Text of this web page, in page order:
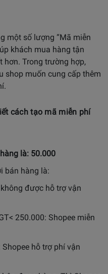
một số lượng “Mã miễn
khách mua hàng tận
hơn. Trong trường hợp,
shop muốn cung cấp thêm
cách tạo mã miễn phí
là: 50.000
bán hàng là:
được hỗ trợ vận
250.000: Shopee miễn
hỗ trợ phí vận